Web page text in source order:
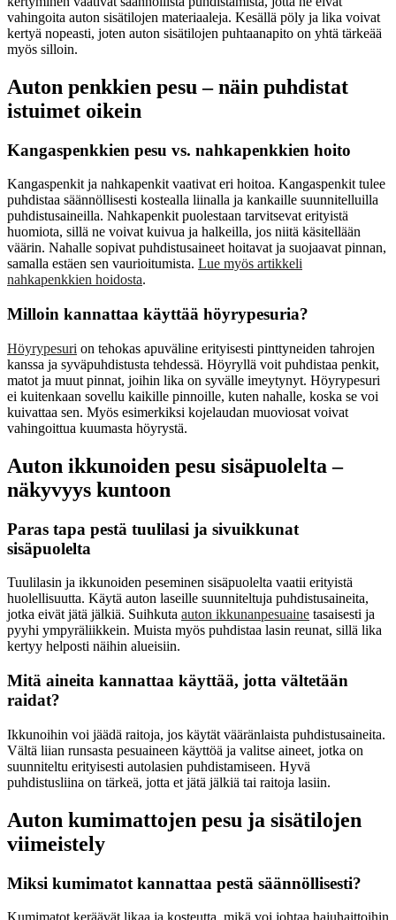
vahingoita auton sisätilojen materiaaleja. Kesällä pöly ja lika voivat
kertyä nopeasti, joten auton sisätilojen puhtaanapito on yhtä tärkeää
myös silloin.
Auton penkkien pesu – näin puhdistat
istuimet oikein
Kangaspenkkien pesu vs. nahkapenkkien hoito
Kangaspenkit ja nahkapenkit vaativat eri hoitoa. Kangaspenkit tulee
puhdistaa säännöllisesti kostealla liinalla ja kankaille suunnitelluilla
puhdistusaineilla. Nahkapenkit puolestaan tarvitsevat erityistä
huomiota, sillä ne voivat kuivua ja halkeilla, jos niitä käsitellään
väärin. Nahalle sopivat puhdistusaineet hoitavat ja suojaavat pinnan,
samalla estäen sen vaurioitumista. Lue myös artikkeli
nahkapenkkien hoidosta.
Milloin kannattaa käyttää höyrypesuria?
Höyrypesuri on tehokas apuväline erityisesti pinttyneiden tahrojen
kanssa ja syväpuhdistusta tehdessä. Höyryllä voit puhdistaa penkit,
matot ja muut pinnat, joihin lika on syvälle imeytynyt. Höyrypesuri
ei kuitenkaan sovellu kaikille pinnoille, kuten nahalle, koska se voi
kuivattaa sen. Myös esimerkiksi kojelaudan muoviosat voivat
vahingoittua kuumasta höyrystä.
Auton ikkunoiden pesu sisäpuolelta –
näkyvyys kuntoon
Paras tapa pestä tuulilasi ja sivuikkunat
sisäpuolelta
Tuulilasin ja ikkunoiden peseminen sisäpuolelta vaatii erityistä
huolellisuutta. Käytä auton laseille suunniteltuja puhdistusaineita,
jotka eivät jätä jälkiä. Suihkuta auton ikkunanpesuaine tasaisesti ja
pyyhi ympyräliikkein. Muista myös puhdistaa lasin reunat, sillä lika
kertyy helposti näihin alueisiin.
Mitä aineita kannattaa käyttää, jotta vältetään
raidat?
Ikkunoihin voi jäädä raitoja, jos käytät vääränlaista puhdistusaineita.
Vältä liian runsasta pesuaineen käyttöä ja valitse aineet, jotka on
suunniteltu erityisesti autolasien puhdistamiseen. Hyvä
puhdistusliina on tärkeä, jotta et jätä jälkiä tai raitoja lasiin.
Auton kumimattojen pesu ja sisätilojen
viimeistely
Miksi kumimatot kannattaa pestä säännöllisesti?